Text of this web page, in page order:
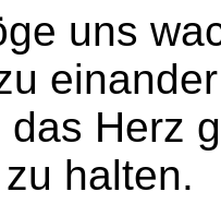
uns
Herz
halten.